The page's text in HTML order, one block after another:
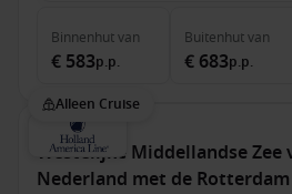
Binnenhutvan
€ 583p.p.
Buitenhutvan
€ 683p.p.
Alleen Cruise
Westelijke Middellandse Zee
Nederland met de Rotterdam